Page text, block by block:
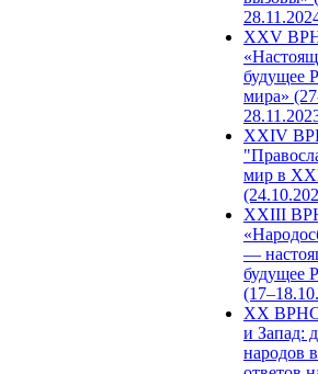
XXV
будущее
мира»
XXIV
мир в
XXIII
—
будущее
XX ВРНС
и Запад:
народов